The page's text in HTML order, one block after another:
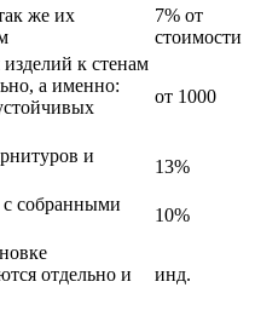
же их
7% от
стоимости
к стенам
а именно:
от 1000
и
13%
с собранными
10%
отдельно и
инд.